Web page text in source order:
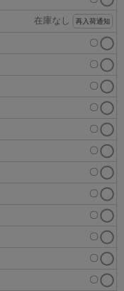
在庫なし 再入荷通知
〇
〇
〇
〇
〇
〇
〇
〇
〇
〇
〇
〇